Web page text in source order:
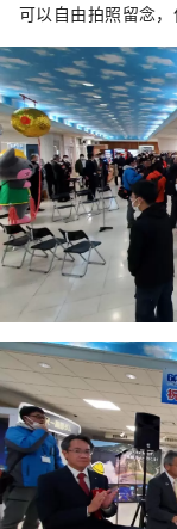
可以自由拍照留念，